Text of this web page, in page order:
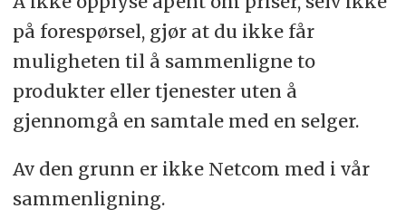
på forespørsel, gjør at du ikke får
muligheten til å sammenligne to
produkter eller tjenester uten å
gjennomgå en samtale med en selger.
Av den grunn er ikke Netcom med i vår
sammenligning.